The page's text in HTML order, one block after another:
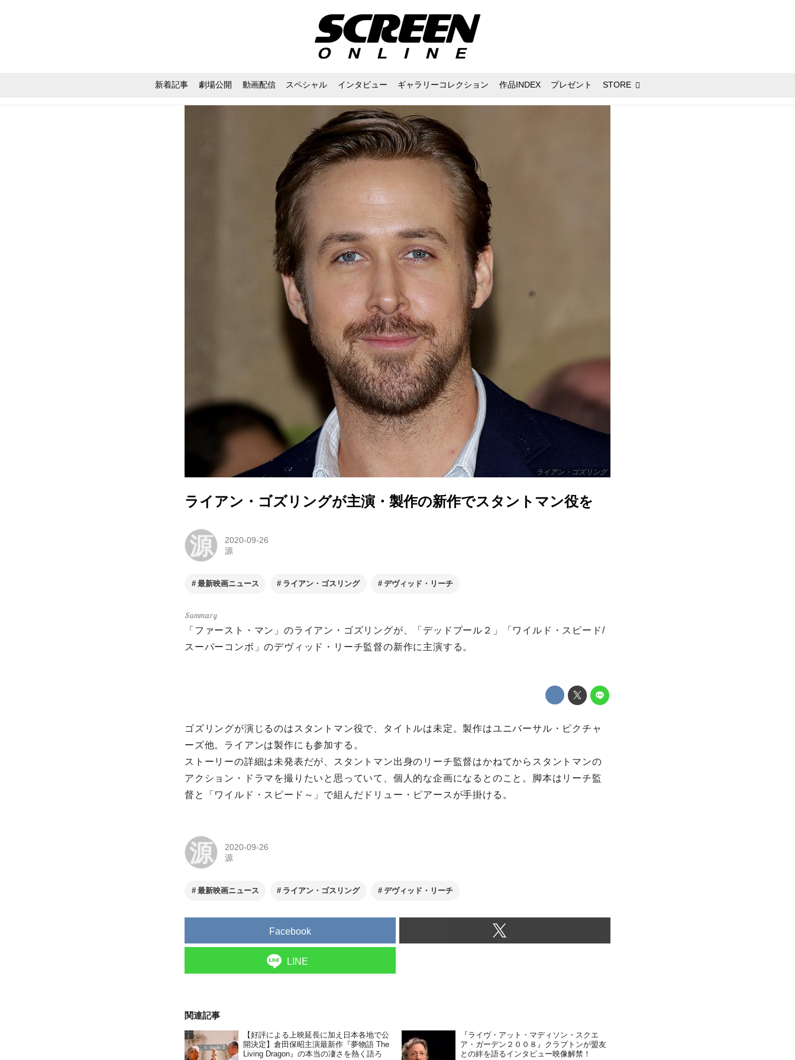
新着記事 劇場公開 動画配信 スペシャル インタビュー ギャラリーコレクション 作品INDEX プレゼント STORE
ライアン・ゴズリング
ライアン・ゴズリングが主演・製作の新作でスタントマン役を
源
2020-09-26
源
最新映画ニュース ライアン・ゴスリング デヴィッド・リーチ
「ファースト・マン」のライアン・ゴズリングが、「デッドプール２」「ワイルド・スピード/
スーパーコンボ」のデヴィッド・リーチ監督の新作に主演する。
ゴズリングが演じるのはスタントマン役で、タイトルは未定。製作はユニバーサル・ピクチャ
ーズ他。ライアンは製作にも参加する。
ストーリーの詳細は未発表だが、スタントマン出身のリーチ監督はかねてからスタントマンの
アクション・ドラマを撮りたいと思っていて、個人的な企画になるとのこと。脚本はリーチ監
督と「ワイルド・スピード～」で組んだドリュー・ピアースが手掛ける。
源
2020-09-26
源
最新映画ニュース ライアン・ゴスリング デヴィッド・リーチ
Facebook
LINE
関連記事
【好評による上映延長に加え日本各地で公
開決定】倉田保昭主演最新作『夢物語 The
Living Dragon』の本当の凄さを熱く語ろ
『ライヴ・アット・マディソン・スクエ
ア・ガーデン２００８』クラプトンが盟友
との絆を語るインタビュー映像解禁！